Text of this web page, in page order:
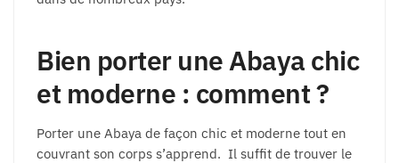
Bien porter une Abaya chic
et moderne : comment ?
Porter une Abaya de façon chic et moderne tout en
couvrant son corps s’apprend. Il suffit de trouver le